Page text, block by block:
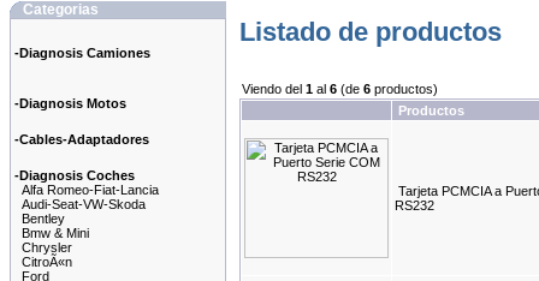
Categorias
-Diagnosis Camiones
-Diagnosis Motos
-Cables-Adaptadores
-Diagnosis Coches
Alfa Romeo-Fiat-Lancia
Audi-Seat-VW-Skoda
Bentley
Bmw & Mini
Chrysler
CitroÃ«n
Ford
Listado de productos
Viendo del 1 al 6 (de 6 productos)
Productos
Tarjeta PCMCIA a
RS232